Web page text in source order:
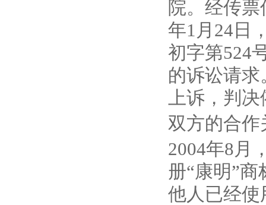
院。经传
年1月24日
初字第524
的诉讼请
上诉，判决
双方的合作
2004年8月
册“康明”
他人已经使